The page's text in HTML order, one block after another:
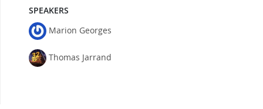
SPEAKERS
Marion Georges
Thomas Jarrand